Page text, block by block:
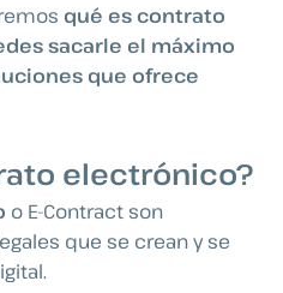
qué es contrato
sacarle el máximo
que ofrece
electrónico?
o E-Contract son
que se crean y se